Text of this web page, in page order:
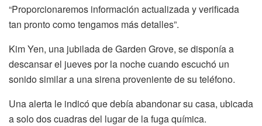
“Proporcionaremos información actualizada y verificada
tan pronto como tengamos más detalles”.
Kim Yen, una jubilada de Garden Grove, se disponía a
descansar el jueves por la noche cuando escuchó un
sonido similar a una sirena proveniente de su teléfono.
Una alerta le indicó que debía abandonar su casa, ubicada
a solo dos cuadras del lugar de la fuga química.